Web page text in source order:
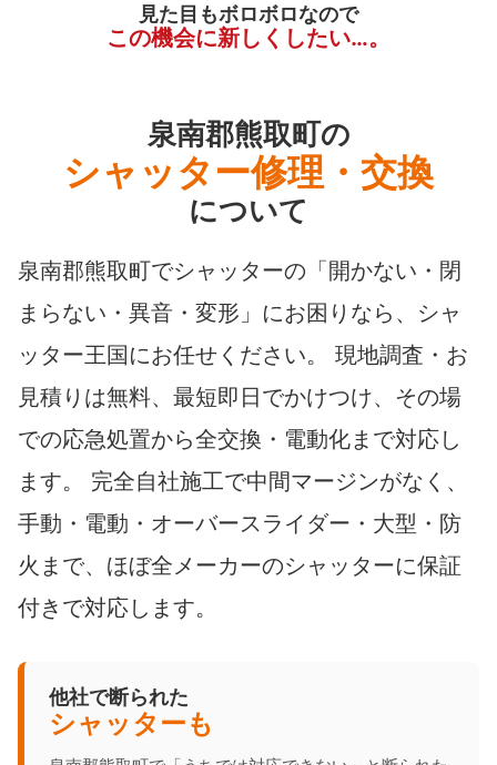
見た目もボロボロなので
この機会に新しくしたい…。
泉南郡熊取町の
シャッター修理・交換
について
泉南郡熊取町でシャッターの「開かない・閉
まらない・異音・変形」にお困りなら、シャ
ッター王国にお任せください。 現地調査・お
見積りは無料、最短即日でかけつけ、その場
での応急処置から全交換・電動化まで対応し
ます。 完全自社施工で中間マージンがなく、
手動・電動・オーバースライダー・大型・防
火まで、ほぼ全メーカーのシャッターに保証
付きで対応します。
他社で断られた
シャッターも